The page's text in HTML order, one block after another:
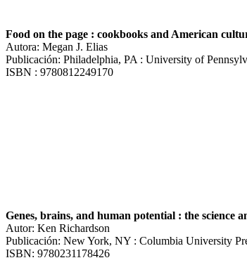
Food on the page : cookbooks and American
Autora: Megan J. Elias
Publicación: Philadelphia, PA : University of
ISBN : 9780812249170
Genes, brains, and human potential : the science
Autor: Ken Richardson
Publicación: New York, NY : Columbia University
ISBN: 9780231178426